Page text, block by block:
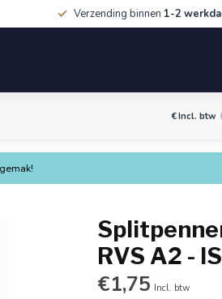
Verzending binnen 1-2
€Incl. btw
RVS A2 -
€1,75 Incl. btw